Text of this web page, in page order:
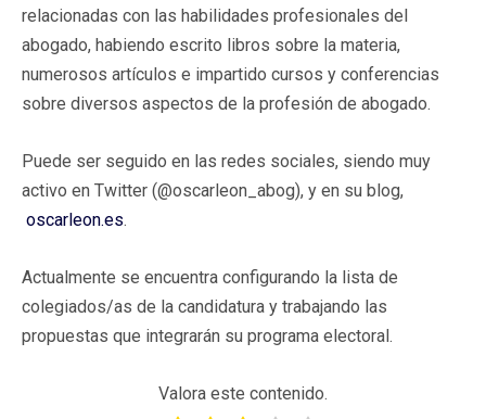
relacionadas con las habilidades profesionales del
abogado, habiendo escrito libros sobre la materia,
numerosos artículos e impartido cursos y conferencias
sobre diversos aspectos de la profesión de abogado.
Puede ser seguido en las redes sociales, siendo muy
activo en Twitter (@oscarleon_abog), y en su blog,
oscarleon.es.
Actualmente se encuentra configurando la lista de
colegiados/as de la candidatura y trabajando las
propuestas que integrarán su programa electoral.
Valora este contenido.